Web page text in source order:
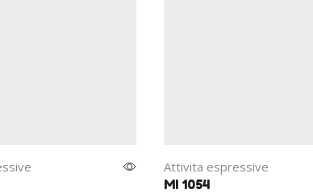
Attivita espressive
MI 1054